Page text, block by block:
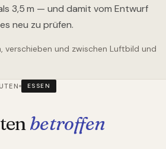
3,5 m — und damit vom Entwurf
neu zu prüfen.
verschieben und zwischen Luftbild und
ESSEN
betroffen